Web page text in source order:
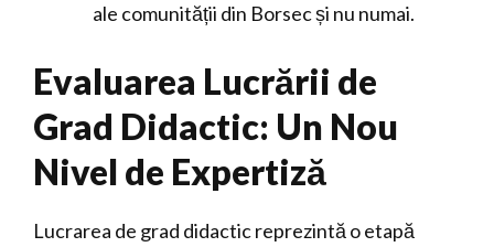
ale comunității din Borsec și nu numai.
Evaluarea Lucrării de
Grad Didactic: Un Nou
Nivel de Expertiză
Lucrarea de grad didactic reprezintă o etapă